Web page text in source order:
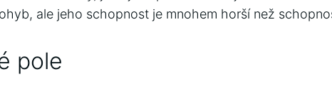
ale jeho schopnost je mnohem horší než
pole